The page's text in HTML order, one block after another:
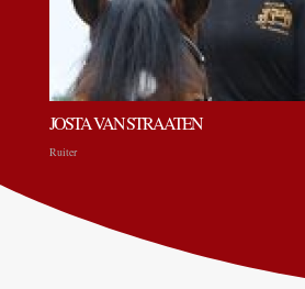
JOSTA VAN STRAATEN
Ruiter